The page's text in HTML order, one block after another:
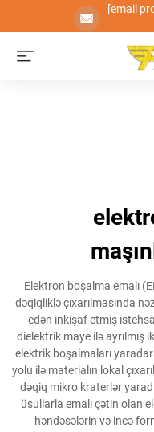
[email
Elektron boşalma emalı
dəqiqliklə çıxarılmasında
edən inkişaf etmiş
dielektrik maye ilə ayrılmış
elektrik boşalmaları
yolu ilə materialın lokal
dəqiq mikro kraterlər
üsullarla emalı çətin olan
həndəsələrin və incə